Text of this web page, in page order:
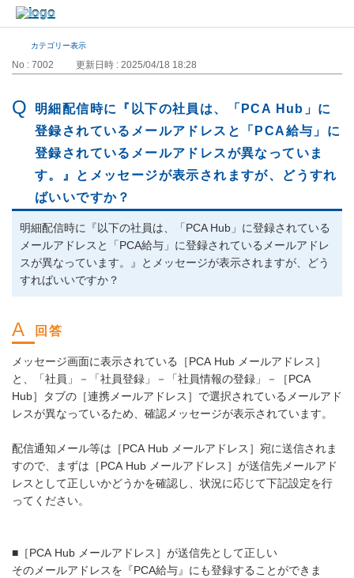
カテゴリー表示
No : 7002 更新日時 : 2025/04/18 18:28
明細配信時に『以下の社員は、「PCA Hub」に
登録されているメールアドレスと「PCA給与」に
登録されているメールアドレスが異なっていま
す。』とメッセージが表示されますが、どうすれ
ばいいですか？
明細配信時に『以下の社員は、「PCA Hub」に登録されている
メールアドレスと「PCA給与」に登録されているメールアドレ
スが異なっています。』とメッセージが表示されますが、どう
すればいいですか？
メッセージ画面に表示されている［PCA Hub メールアドレス］
と、「社員」－「社員登録」－「社員情報の登録」－［PCA
Hub］タブの［連携メールアドレス］で選択されているメールアド
レスが異なっているため、確認メッセージが表示されています。
配信通知メール等は［PCA Hub メールアドレス］宛に送信されま
すので、まずは［PCA Hub メールアドレス］が送信先メールアド
レスとして正しいかどうかを確認し、状況に応じて下記設定を行
ってください。
■［PCA Hub メールアドレス］が送信先として正しい
そのメールアドレスを『PCA給与』にも登録することができま